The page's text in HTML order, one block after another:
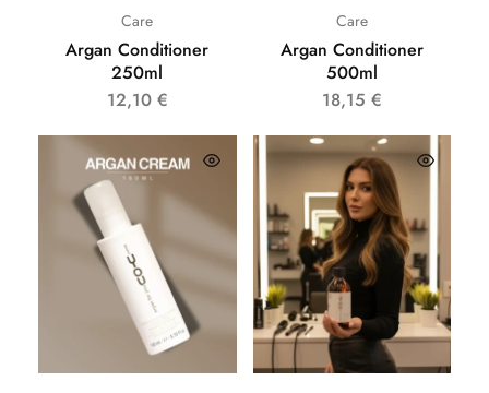
Care
Argan Conditioner
250ml
12,10 €
Care
Argan Conditioner
500ml
18,15 €